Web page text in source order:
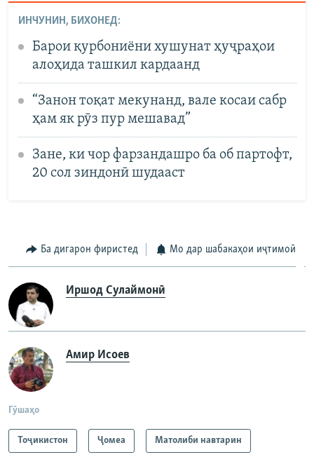
ИНЧУНИН, БИХОНЕД:
Барои қурбониёни хушунат ҳуҷраҳои
алоҳида ташкил кардаанд
“Занон тоқат мекунанд, вале косаи сабр
ҳам як рӯз пур мешавад”
Зане, ки чор фарзандашро ба об партофт,
20 сол зиндонӣ шудааст
Ба дигарон фиристед Мо дар шабакаҳои иҷтимоӣ
Иршод Сулаймонӣ
Амир Исоев
Гӯшаҳо
Тоҷикистон Ҷомeа Матолиби навтарин